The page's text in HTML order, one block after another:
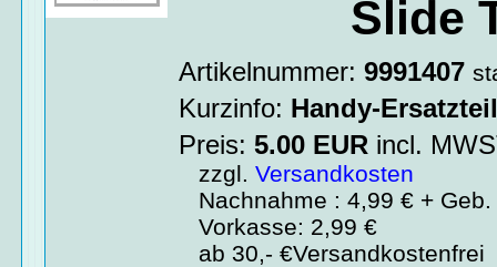
Slide
Artikelnummer:9991407
Kurzinfo: Handy-
Preis:5.00 EUR incl.
zzgl.Versandkosten
Nachnahme : 4,99 € + Geb.
Vorkasse: 2,99 €
ab 30,- €Versandkostenfrei